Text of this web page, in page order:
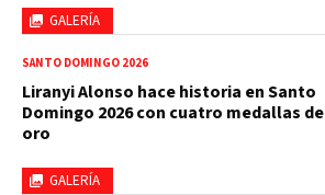
GALERÍA
GALERÍA
SANTO DOMINGO 2026
Liranyi Alonso hace historia en Santo
Domingo 2026 con cuatro medallas de
oro